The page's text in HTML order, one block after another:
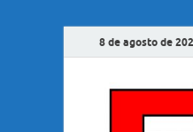
8 de agosto de